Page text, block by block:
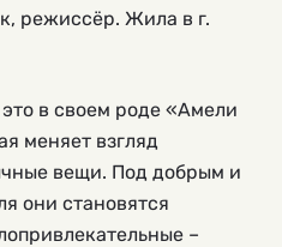
режиссёр. Жила в г.
в своем роде «Амели
меняет взгляд
вещи. Под добрым и
они становятся
–